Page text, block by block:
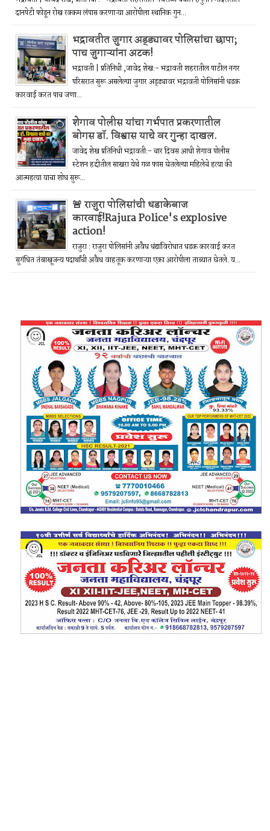
दानपेटी फोडून रोख रक्कम लंपास करणाऱ्या आरोपीला स्थानिक गुन...
भद्रावतीत जुगार अड्ड्यावर पोलिसांचा छापा;
पाच जुगाऱ्यांना अटक!
भद्रावती | प्रतिनिधी ,जावेद शेख:- भद्रावती शहरातील पाटील नगर
परिसरात सुरू असलेल्या जुगार अड्ड्यावर भद्रावती पोलिसांनी धडक
कारवाई करत पाच जणा...
शेगाव पोलीस यांचा गर्भपात प्रकरणातील
बोगस डॉ. विश्वास याचे वर गुन्हा दाखल.
जावेद शेख प्रतिनिधी भद्रावती:- चार दिवस आधी शेगाव पोलीस
स्टेशन हद्दीतील साखरा येथे गळ फास घेतलेल्या महिलेचे हत्या की
आत्महत्या याचा शोध सुरू...
🚨 राजुरा पोलिसांची धडाकेबाज
कारवाई!Rajura Police's explosive
action!
राजुरा : राजुरा पोलिसांनी अवैध धंद्यांविरोधात धडक कारवाई करत
सुगंधित तंबाखूजन्य पदार्थांची अवैध वाहतूक करणाऱ्या एका आरोपीला ताब्यात घेतले. य...